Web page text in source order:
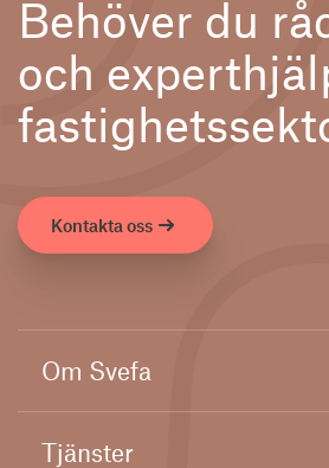
Behöver du
och
Kontakta oss
Om Svefa
Tjänster